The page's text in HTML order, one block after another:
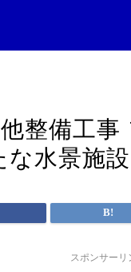
整備工
水景施
スポンサーリ